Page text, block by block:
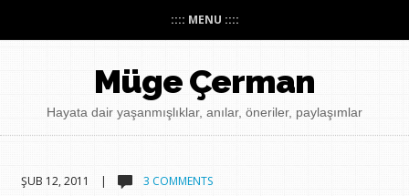
:::: MENU ::::
Müge Çerman
Hayata dair yaşanmışlıklar, anılar, öneriler, paylaşımlar
ŞUB 12, 2011 | 3 COMMENTS